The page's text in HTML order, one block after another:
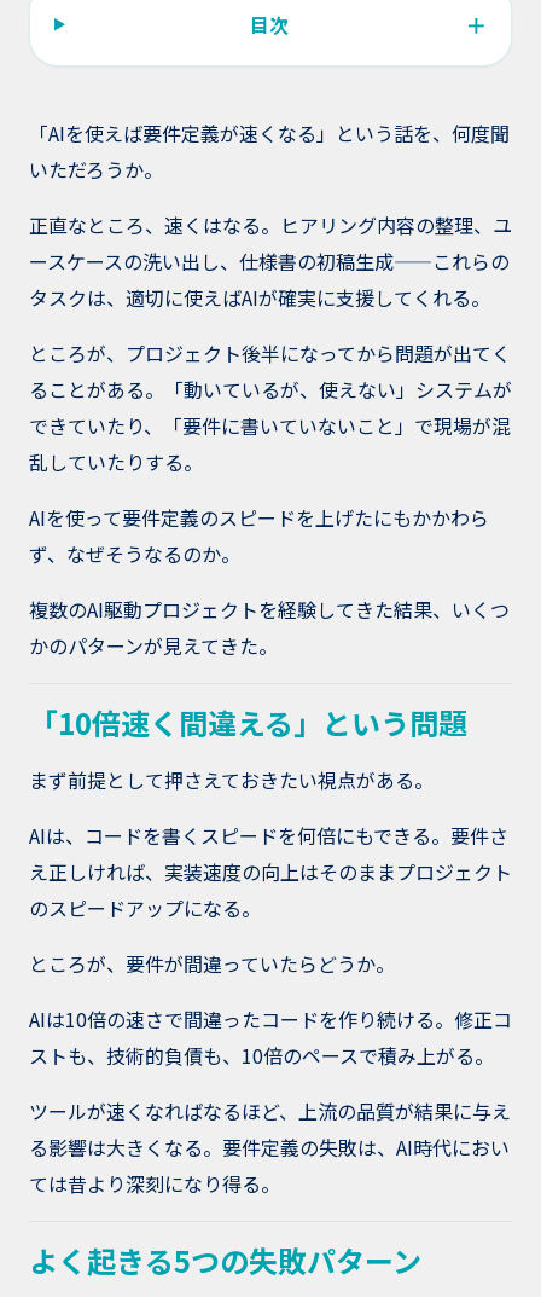
目次 ＋
「AIを使えば要件定義が速くなる」という話を、何度聞
いただろうか。
正直なところ、速くはなる。ヒアリング内容の整理、ユ
ースケースの洗い出し、仕様書の初稿生成——これらの
タスクは、適切に使えばAIが確実に支援してくれる。
ところが、プロジェクト後半になってから問題が出てく
ることがある。「動いているが、使えない」システムが
できていたり、「要件に書いていないこと」で現場が混
乱していたりする。
AIを使って要件定義のスピードを上げたにもかかわら
ず、なぜそうなるのか。
複数のAI駆動プロジェクトを経験してきた結果、いくつ
かのパターンが見えてきた。
「10倍速く間違える」という問題
まず前提として押さえておきたい視点がある。
AIは、コードを書くスピードを何倍にもできる。要件さ
え正しければ、実装速度の向上はそのままプロジェクト
のスピードアップになる。
ところが、要件が間違っていたらどうか。
AIは10倍の速さで間違ったコードを作り続ける。修正コ
ストも、技術的負債も、10倍のペースで積み上がる。
ツールが速くなればなるほど、上流の品質が結果に与え
る影響は大きくなる。要件定義の失敗は、AI時代におい
ては昔より深刻になり得る。
よく起きる5つの失敗パターン